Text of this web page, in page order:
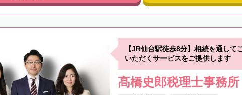
【JR仙台駅徒歩8分】相続を通して
いただくサービスをご提供します
髙橋史郎税理士事務所